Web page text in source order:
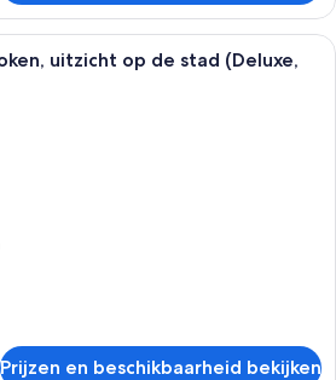
Hotelkamer met twee bedden, een
uitzicht op de stad (Deluxe,
Prijzen en beschikbaarheid bekijken